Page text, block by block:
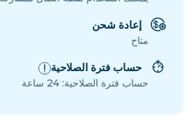
إعادة شحن
متاح
حساب فترة الصلاحية
حساب فترة الصلاحية: 24 ساعة